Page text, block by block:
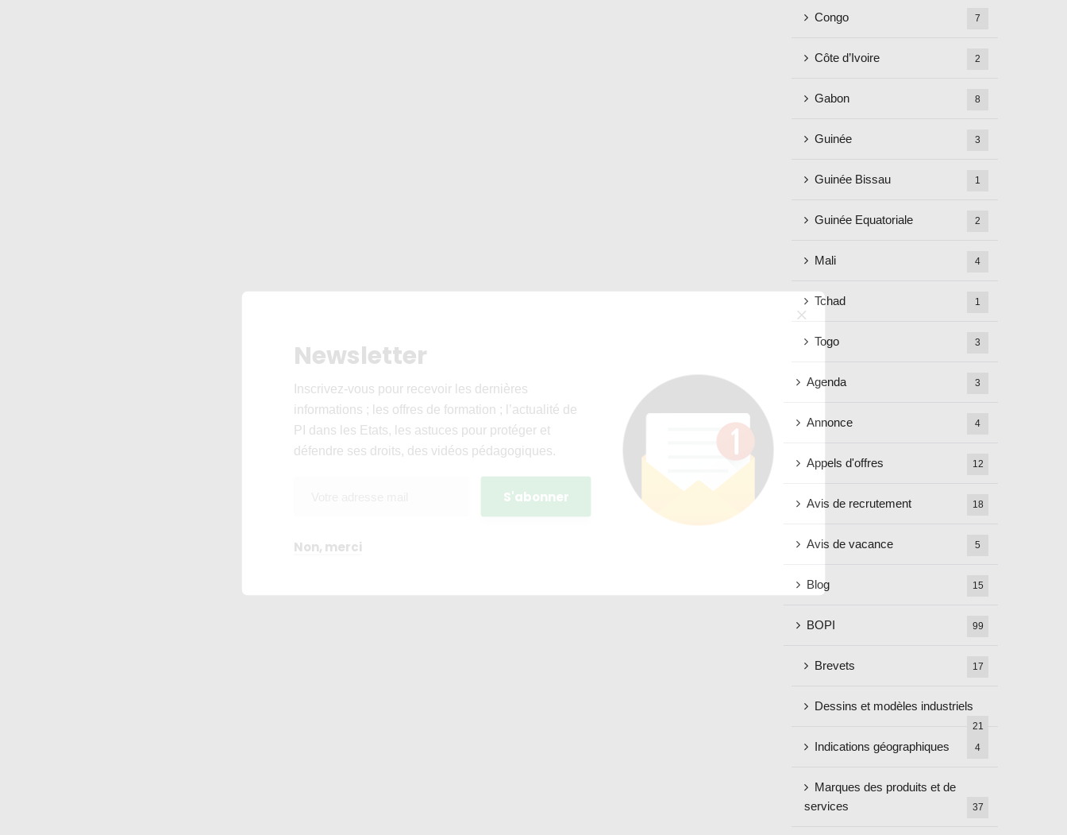
Congo 7
Côte d’Ivoire 2
Gabon 8
Guinée 3
Guinée Bissau 1
Guinée Equatoriale 2
Mali 4
Tchad 1
Togo 3
Agenda 3
Annonce 4
Appels d'offres 12
Avis de recrutement 18
Avis de vacance 5
Blog 15
BOPI 99
Brevets 17
Dessins et modèles industriels
21
Indications géographiques 4
Marques des produits et de
services
37
Newsletter
Inscrivez-vous pour recevoir les dernières
informations ; les offres de formation ; l’actualité de
PI dans les Etats, les astuces pour protéger et
défendre ses droits, des vidéos pédagogiques.
Non, merci